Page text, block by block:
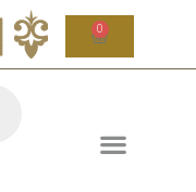
0